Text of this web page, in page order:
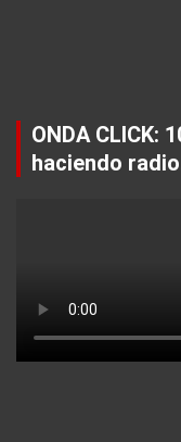
ONDA CLICK:
haciendo